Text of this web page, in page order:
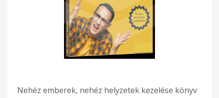
Nehéz emberek, nehéz helyzetek kezelése könyv